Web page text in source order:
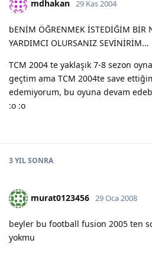
mdhakan 29 Kas 2004
bENİM ÖĞRENMEK İSTEDİĞİM BİR
YARDIMCI OLURSANIZ SEVİNİRİM...
TCM 2004 te yaklaşık 7-8 sezon
geçtim ama TCM 2004te save
edemiyorum, bu oyuna devam
:o :o
3 YILSONRA
murat0123456 29 Oca 2008
beyler bu football fusion 2005 ten
yokmu